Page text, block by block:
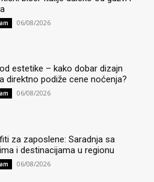
06/08/2026
estetike – kako dobar dizajn
direktno podiže cene noćenja?
06/08/2026
za zaposlene: Saradnja sa
i destinacijama u regionu
06/08/2026